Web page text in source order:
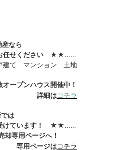
産なら
ください★★……
建て マンション 土地
オープンハウス開催中！
はコチラ
は
ています！
★★……
却専用ページへ！
ジはコチラ